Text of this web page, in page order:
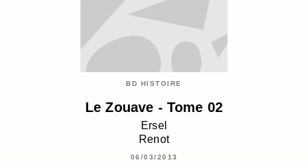
BD HISTOIRE
Le Zouave - Tome 02
Ersel
Renot
06/03/2013